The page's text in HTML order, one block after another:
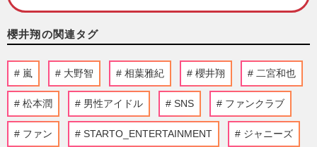
櫻井翔の関連タグ
嵐 大野智 相葉雅紀 櫻井翔 二宮和也
松本潤 男性アイドル SNS ファンクラブ
ファン STARTO_ENTERTAINMENT ジャニーズ